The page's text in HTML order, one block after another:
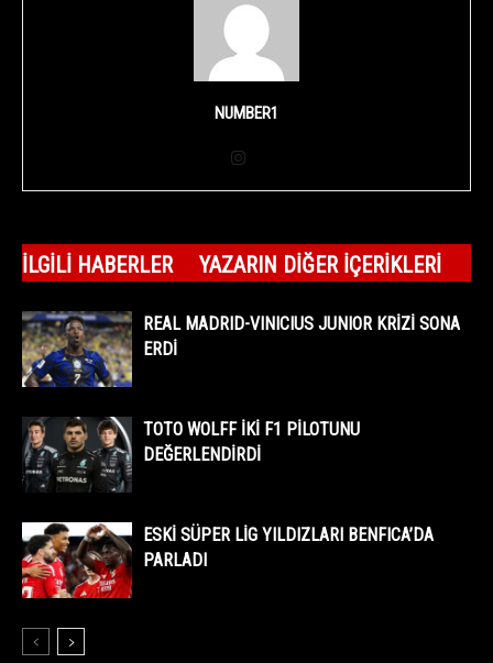
NUMBER1
İLGILI HABERLER YAZARIN DIĞER İÇERIKLERI
REAL MADRID-VINICIUS JUNIOR KRİZİ SONA
ERDİ
TOTO WOLFF İKİ F1 PİLOTUNU
DEĞERLENDİRDİ
ESKİ SÜPER LİG YILDIZLARI BENFICA’DA
PARLADI